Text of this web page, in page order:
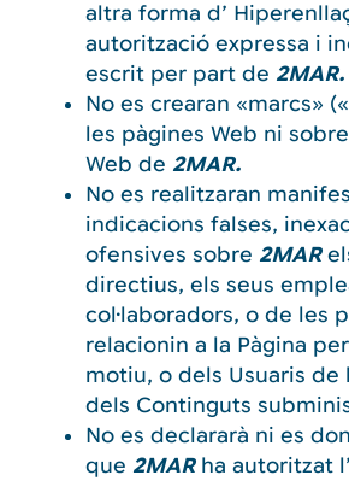
altra forma d’
autorització expressa i
escrit per part de 2MAR.
No es crearan «marcs»
les pàgines Web ni
Web de 2MAR.
No es realitzaran
indicacions falses,
ofensives sobre 2MAR
directius, els seus
col·laboradors, o de les
relacionin a la Pàgina
motiu, o dels Usuaris de
dels Continguts
No es declararà ni es
que 2MARha autoritzat